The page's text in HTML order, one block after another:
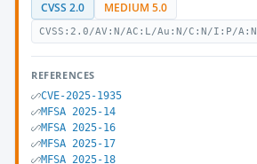
CVSS 2.0 MEDIUM 5.0
CVSS:2.0/AV:N/AC:L/Au:N/C:N/I:P/A:N
REFERENCES
CVE-2025-1935
MFSA 2025-14
MFSA 2025-16
MFSA 2025-17
MFSA 2025-18